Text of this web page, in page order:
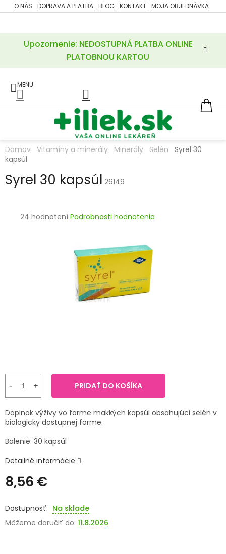
Prejsť
na
Upozornenie: NEDOSTUPNÁ PLATBA ONLINE
PLATOBNOU KARTOU
O NÁS DOPRAVA A PLATBA BLOG KONTAKT MOJA OBJEDNÁVKA
ZĽAVY
POTREBY
A
LIEKY
VITAMÍNY
MINERÁLY
ZDRAVOTNÍCKE
PRÍRODNÉ
LIEKY
VETERINA
ZNAČKY
Domov Vitamíny a minerály Minerály Selén
Syrel 30
kapsúl
Syrel 30 kapsúl 26149
Priemerné
24 hodnotení Podrobnosti hodnotenia
8,56 €
cena:
Na sklade
Môžeme doručiť do: 11.8.2026
PRIDAŤ DO KOŠÍKA
Doplnok výživy vo forme mäkkých kapsúl obsahujúci selén v
biologicky dostupnej forme.
Balenie: 30 kapsúl
Detailné informácie